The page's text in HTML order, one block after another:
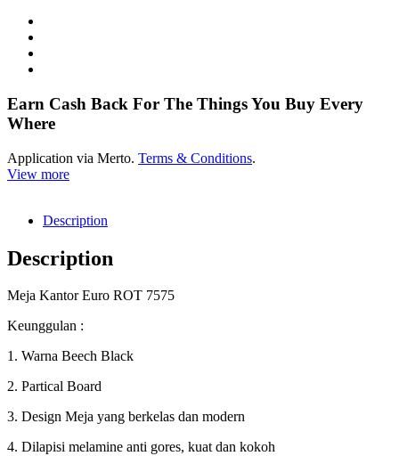
Earn Cash Back For The Things You Buy Every
Where
Application via Merto. Terms & Conditions.
View more
Description
Description
Meja Kantor Euro ROT 7575
Keunggulan :
1. Warna Beech Black
2. Partical Board
3. Design Meja yang berkelas dan modern
4. Dilapisi melamine anti gores, kuat dan kokoh